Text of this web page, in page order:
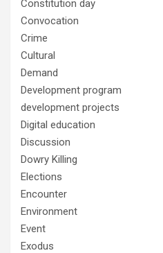
Constitution day
Convocation
Crime
Cultural
Demand
Development program
development projects
Digital education
Discussion
Dowry Killing
Elections
Encounter
Environment
Event
Exodus